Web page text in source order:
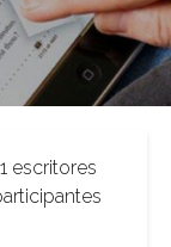
escritores